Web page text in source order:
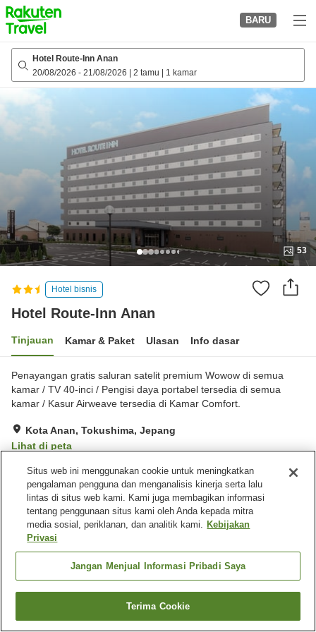
to
top
page
BARU
Hotel Route-Inn Anan
20/08/2026 - 21/08/2026 2 tamu 1 kamar
53
Hotel bisnis
Hotel Route-Inn Anan
Tinjauan Kamar & Paket Ulasan Info dasar
Penayangan gratis saluran satelit premium Wowow di semua
kamar / TV 40-inci / Pengisi daya portabel tersedia di semua
kamar / Kasur Airweave tersedia di Kamar Comfort.
Kota Anan, Tokushima, Jepang
Lihat di peta
Sangat baik Ulasan: 370
Fasilitas properti
Tempat parkir
Restoran
Mesin penjual otomatis
Beranda Jepang Tokushima
Kota Anan
Hotel Route-Inn Anan
Cari kamar
Situs web ini menggunakan cookie untuk meningkatkan
pengalaman pengguna dan menganalisis kinerja serta lalu
lintas di situs web kami. Kami juga membagikan informasi
tentang penggunaan situs kami oleh Anda kepada mitra
media sosial, periklanan, dan analitik kami. Kebijakan
Privasi
Jangan Menjual Informasi Pribadi Saya
Terima Cookie